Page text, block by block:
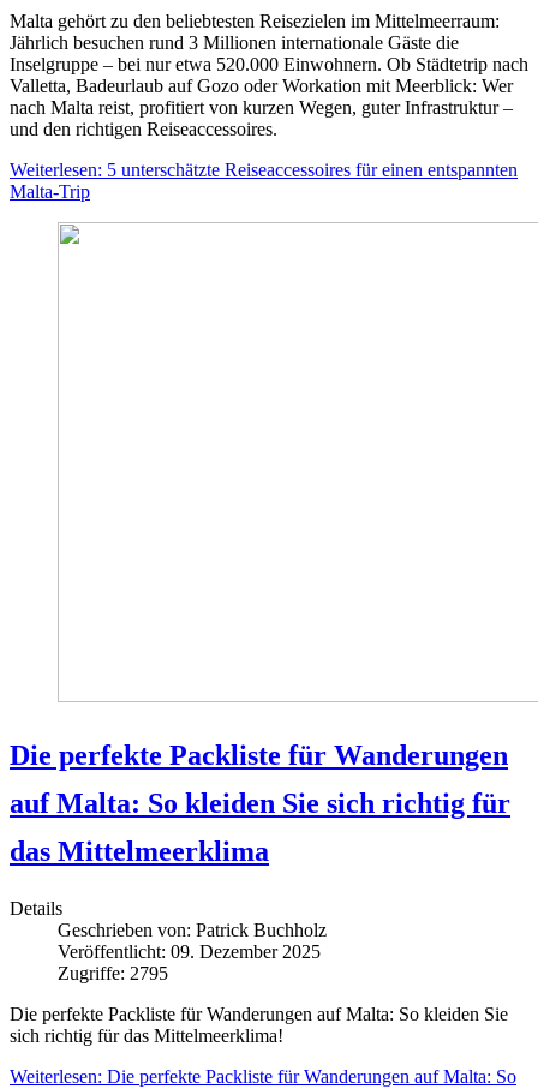
Malta gehört zu den beliebtesten Reisezielen im Mittelmeerraum:
Jährlich besuchen rund 3 Millionen internationale Gäste die
Inselgruppe – bei nur etwa 520.000 Einwohnern. Ob Städtetrip nach
Valletta, Badeurlaub auf Gozo oder Workation mit Meerblick: Wer
nach Malta reist, profitiert von kurzen Wegen, guter Infrastruktur –
und den richtigen Reiseaccessoires.
Weiterlesen: 5 unterschätzte Reiseaccessoires für einen entspannten
Malta-Trip
Die perfekte Packliste für Wanderungen
auf Malta: So kleiden Sie sich richtig für
das Mittelmeerklima
Details
Geschrieben von: Patrick Buchholz
Veröffentlicht: 09. Dezember 2025
Zugriffe: 2795
Die perfekte Packliste für Wanderungen auf Malta: So kleiden Sie
sich richtig für das Mittelmeerklima!
Weiterlesen: Die perfekte Packliste für Wanderungen auf Malta: So